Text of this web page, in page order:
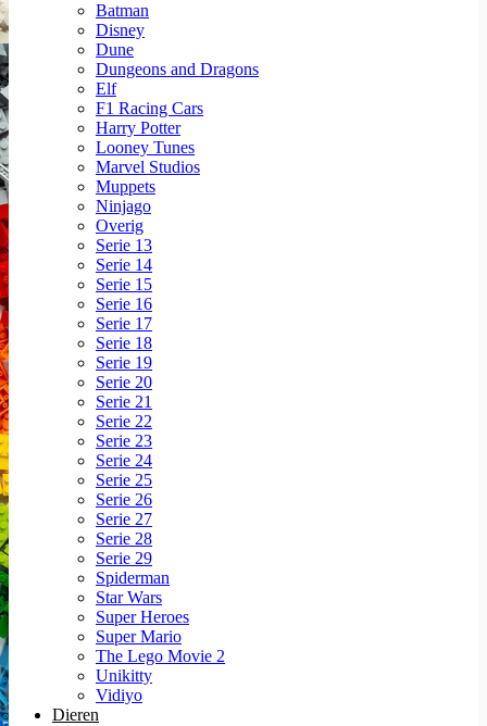
Batman
Disney
Dune
Dungeons and Dragons
Elf
F1 Racing Cars
Harry Potter
Looney Tunes
Marvel Studios
Muppets
Ninjago
Overig
Serie 13
Serie 14
Serie 15
Serie 16
Serie 17
Serie 18
Serie 19
Serie 20
Serie 21
Serie 22
Serie 23
Serie 24
Serie 25
Serie 26
Serie 27
Serie 28
Serie 29
Spiderman
Star Wars
Super Heroes
Super Mario
The Lego Movie 2
Unikitty
Vidiyo
Dieren